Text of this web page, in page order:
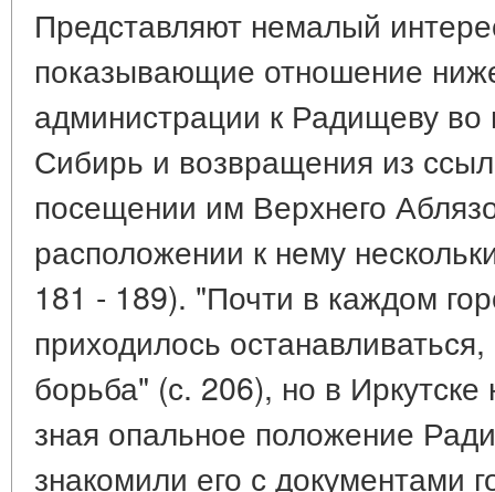
Представляют немалый
показывающие отношение
администрации к Радищеву во
Сибирь и возвращения из
посещении им Верхнего
расположении к нему
181 - 189). "Почти в каждом
приходилось
борьба" (с. 206), но в
зная опальное положение
знакомили его с документами